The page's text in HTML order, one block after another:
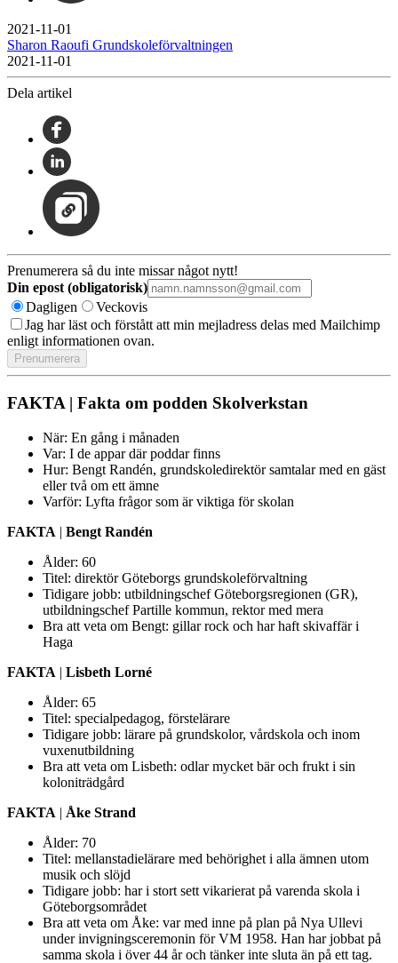
2021-11-01
Sharon Raoufi Grundskoleförvaltningen
2021-11-01
Dela artikel
Prenumerera så du inte missar något nytt!
Din epost (obligatorisk)
Dagligen
Veckovis
Jag har läst och förstått att min mejladress delas med Mailchimp
enligt informationen ovan.
FAKTA | Fakta om podden Skolverkstan
När: En gång i månaden
Var: I de appar där poddar finns
Hur: Bengt Randén, grundskoledirektör samtalar med en gäst
eller två om ett ämne
Varför: Lyfta frågor som är viktiga för skolan
FAKTA | Bengt Randén
Ålder: 60
Titel: direktör Göteborgs grundskoleförvaltning
Tidigare jobb: utbildningschef Göteborgsregionen (GR),
utbildningschef Partille kommun, rektor med mera
Bra att veta om Bengt: gillar rock och har haft skivaffär i
Haga
FAKTA | Lisbeth Lorné
Ålder: 65
Titel: specialpedagog, förstelärare
Tidigare jobb: lärare på grundskolor, vårdskola och inom
vuxenutbildning
Bra att veta om Lisbeth: odlar mycket bär och frukt i sin
koloniträdgård
FAKTA | Åke Strand
Ålder: 70
Titel: mellanstadielärare med behörighet i alla ämnen utom
musik och slöjd
Tidigare jobb: har i stort sett vikarierat på varenda skola i
Göteborgsområdet
Bra att veta om Åke: var med inne på plan på Nya Ullevi
under invigningsceremonin för VM 1958. Han har jobbat på
samma skola i över 44 år och tänker inte sluta än på ett tag.